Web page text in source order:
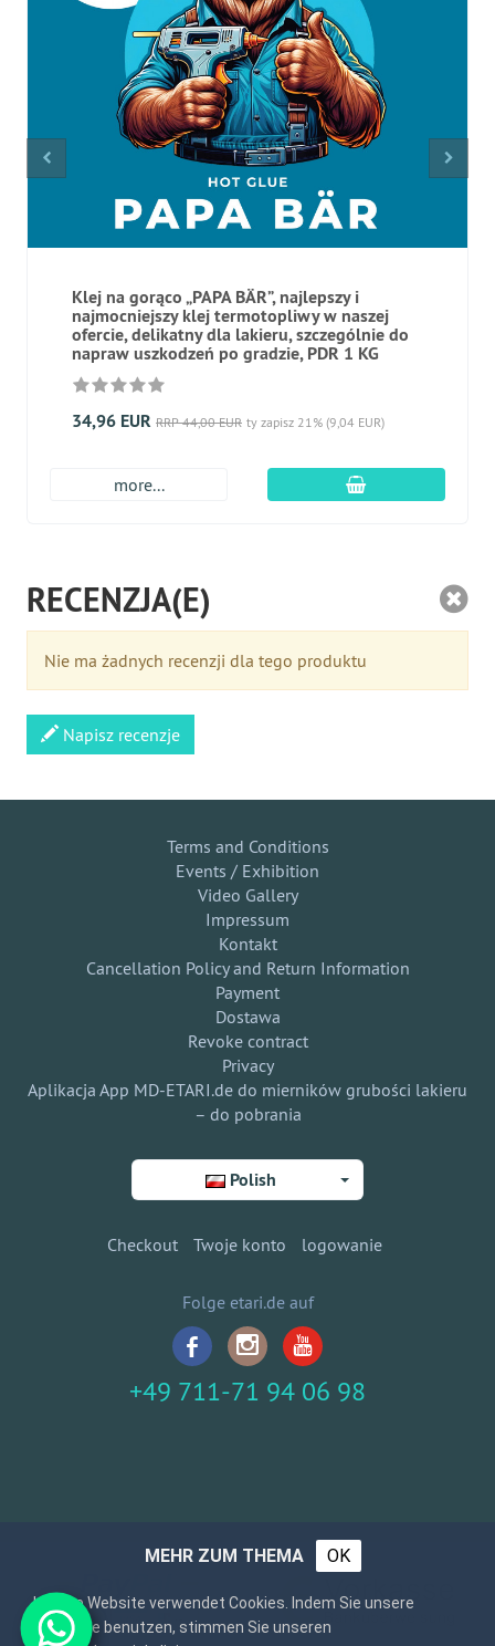
Klej na gorąco „PAPA BÄR”, najlepszy i
najmocniejszy klej termotopliwy w naszej
ofercie, delikatny dla lakieru, szczególnie do
napraw uszkodzeń po gradzie, PDR 1 KG
34,96 EUR RRP 44,00 EUR ty zapisz 21% (9,04 EUR)
more... dodaj do
RECENZJA(E)
Nie ma żadnych recenzji dla tego produktu
Napisz recenzje
Terms and Conditions
Events / Exhibition
Video Gallery
Impressum
Kontakt
Cancellation Policy and Return Information
Payment
Dostawa
Revoke contract
Privacy
Aplikacja App MD-ETARI.de do mierników grubości lakieru
– do pobrania
Polish
Checkout Twoje konto logowanie
Folge etari.de auf
+49 711-71 94 06 98
MEHR ZUM THEMA OK
Unsere Website verwendet Cookies. Indem Sie unsere
Webseite benutzen, stimmen Sie unseren